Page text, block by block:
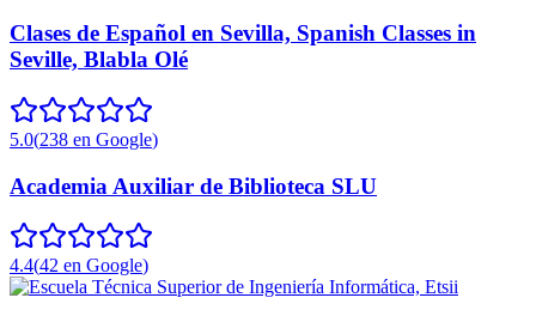
Clases de Español en Sevilla, Spanish Classes in
Seville, Blabla Olé
5.0(238 en Google)
Academia Auxiliar de Biblioteca SLU
4.4(42 en Google)